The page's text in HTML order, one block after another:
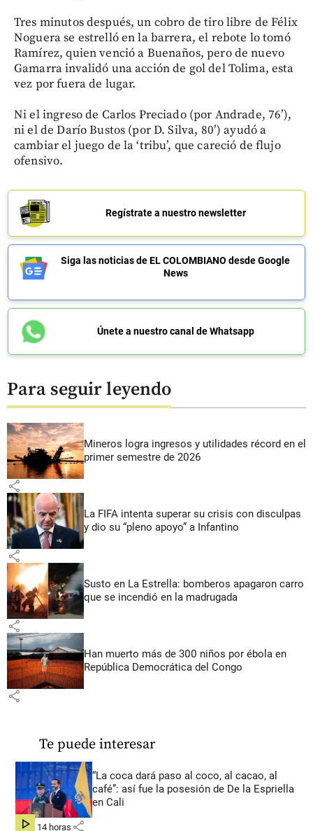
Tres minutos después, un cobro de tiro libre de Félix
Noguera se estrelló en la barrera, el rebote lo tomó
Ramírez, quien venció a Buenaños, pero de nuevo
Gamarra invalidó una acción de gol del Tolima, esta
vez por fuera de lugar.
Ni el ingreso de Carlos Preciado (por Andrade, 76’),
ni el de Darío Bustos (por D. Silva, 80’) ayudó a
cambiar el juego de la ‘tribu’, que careció de flujo
ofensivo.
Regístrate a nuestro newsletter
Siga las noticias de EL COLOMBIANO desde Google
News
Únete a nuestro canal de Whatsapp
Para seguir leyendo
Mineros logra ingresos y utilidades récord en el
primer semestre de 2026
share
La FIFA intenta superar su crisis con disculpas
y dio su “pleno apoyo” a Infantino
share
Susto en La Estrella: bomberos apagaron carro
que se incendió en la madrugada
share
Han muerto más de 300 niños por ébola en
República Democrática del Congo
share
Te puede interesar
“La coca dará paso al coco, al cacao, al
café”: así fue la posesión de De la Espriella
en Cali
hace 14 horas share